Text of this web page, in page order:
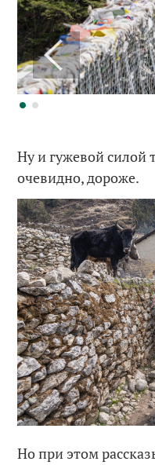
Ну и гужевой силой
очевидно, дороже.
Но при этом